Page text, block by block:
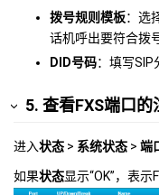
拨号规则模板：选
话机呼出要符合拨
DID号码：填写SIP
5. 查看FXS端口的
进入状态 > 系统状态 > 端
如果状态显示“OK”，表